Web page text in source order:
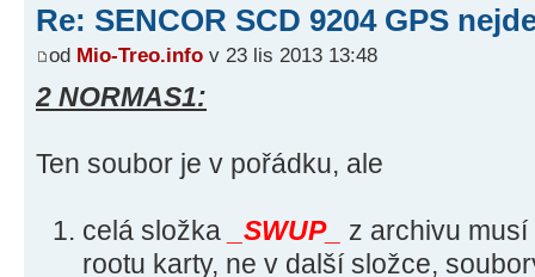
Re: SENCOR SCD 9204 GPS
od Mio-Treo.info v 23 lis 2013 13:48
2 NORMAS1:
Ten soubor je v pořádku, ale
celá složka _SWUP_
z archivu
rootu karty, ne v další složce,